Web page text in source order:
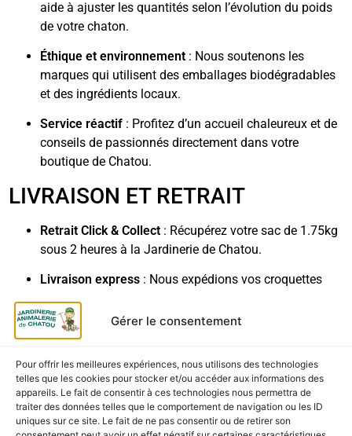
Gérer le consentement
Pour offrir les meilleures expériences, nous utilisons des technologies
telles que les cookies pour stocker et/ou accéder aux informations des
appareils. Le fait de consentir à ces technologies nous permettra de
traiter des données telles que le comportement de navigation ou les ID
uniques sur ce site. Le fait de ne pas consentir ou de retirer son
aide à ajuster les quantités selon l’évolution du poids
de votre chaton.
Éthique et environnement : Nous soutenons les
marques qui utilisent des emballages biodégradables
et des ingrédients locaux.
Service réactif : Profitez d’un accueil chaleureux et de
conseils de passionnés directement dans votre
boutique de Chatou.
LIVRAISON ET RETRAIT
Retrait Click & Collect : Récupérez votre sac de 1.75kg
sous 2 heures à la Jardinerie de Chatou.
Livraison express : Nous expédions vos croquettes
rapidement à votre domicile ou en point relais.
CES PRODUITS POURRAIENT
VOUS INTÉRESSER